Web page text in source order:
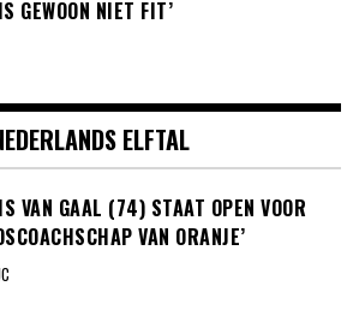
GEWOON NIET FIT’
ELFTAL
VAN GAAL (74) STAAT OPEN VOOR
VAN ORANJE’